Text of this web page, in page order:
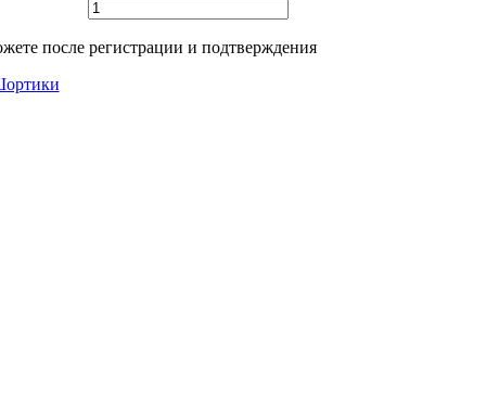
после регистрации и подтверждения